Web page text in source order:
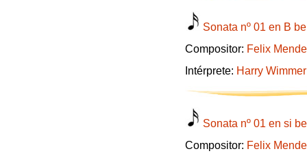
Sonata nº 01 en B
Compositor: Felix
Intérprete: Harry Wimmer
Sonata nº 01 en si
Compositor: Felix